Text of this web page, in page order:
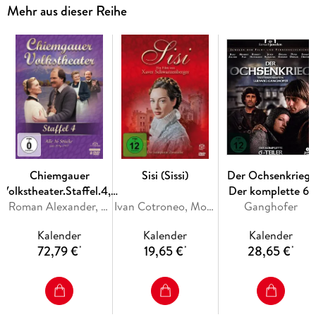
Überdosis Schlafmittel. Als Lady Eileen "Bundle" Brent eine
mysteriöse Nachricht im Zimmer des Verstorbenen findet,
versucht sie Gerrys Geheimnis auf den Grund zu gehen. Die
Spuren führen sie in einen zwielichtigen Londoner Nachtclub.
Inhaltsverzeichnis
- 24-stg. Booklet mit Episodenführer und Biografien
- Trailer, weitere Highlights
- Wendecover
Mehr aus dieser Reihe
Chiemgauer
Volkstheater.Staffel.4,8
DVD
Roman Alexander, Ludwig Anzengruber, Hannes Bauer, Andreas Baumgartner, Hanns Beck-Gaden
Kalender
72,79 €*
Sisi (Sissi)
Ivan Cotroneo, Monica Rametta, Christiane Sadlo, Giuseppe Badalucco, Nicola Badalucco
Kalender
19,65 €*
Der Ochsenkrieg-
Der komplette 6-
Teiler
Ganghofer
Kalender
28,65 €*